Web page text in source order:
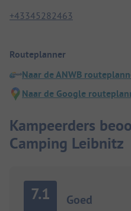
+43345282463
Routeplanner
Naar de ANWB
Naar de Google
Kampeerders
Camping Leibnitz
7.1 Goed